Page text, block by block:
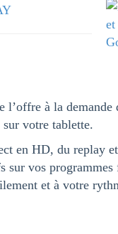
l’offre à la demande
votre tablette.
en HD, du replay
sur vos programmes
et à votre